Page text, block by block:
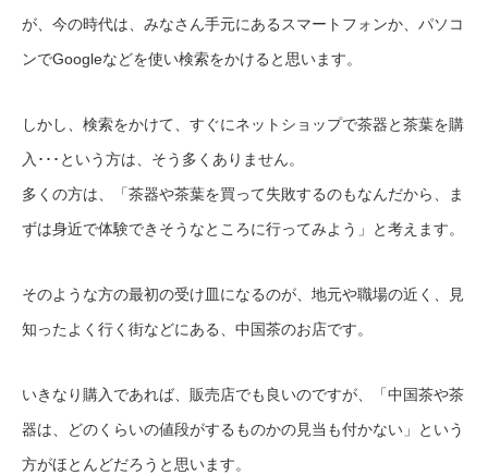
が、今の時代は、みなさん手元にあるスマートフォンか、パソコ
ンでGoogleなどを使い検索をかけると思います。
しかし、検索をかけて、すぐにネットショップで茶器と茶葉を購
入･･･という方は、そう多くありません。
多くの方は、「茶器や茶葉を買って失敗するのもなんだから、ま
ずは身近で体験できそうなところに行ってみよう」と考えます。
そのような方の最初の受け皿になるのが、地元や職場の近く、見
知ったよく行く街などにある、中国茶のお店です。
いきなり購入であれば、販売店でも良いのですが、「中国茶や茶
器は、どのくらいの値段がするものかの見当も付かない」という
方がほとんどだろうと思います。